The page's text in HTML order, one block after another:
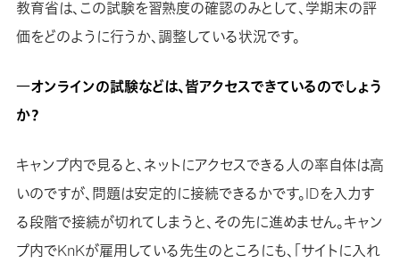
教育省は、この試験を習熟度の確認のみとして、学期末の評
価をどのように行うか、調整している状況です。
―オンラインの試験などは、皆アクセスできているのでしょう
か？
キャンプ内で見ると、ネットにアクセスできる人の率自体は高
いのですが、問題は安定的に接続できるかです。IDを入力す
る段階で接続が切れてしまうと、その先に進めません。キャン
プ内でKnKが雇用している先生のところにも、「サイトに入れ